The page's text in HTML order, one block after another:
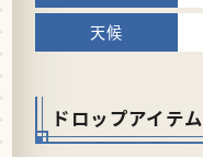
ドロップアイテム